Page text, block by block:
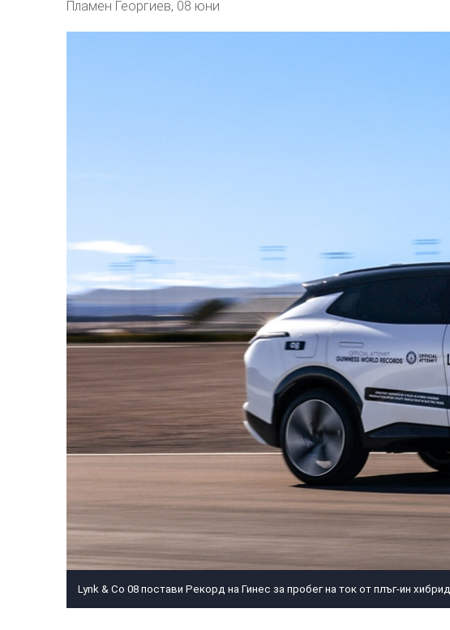
Пламен Георгиев, 08 юни
Lynk & Co 08 постави Рекорд на Гинес за пробег на ток от плъг-ин хибрид.